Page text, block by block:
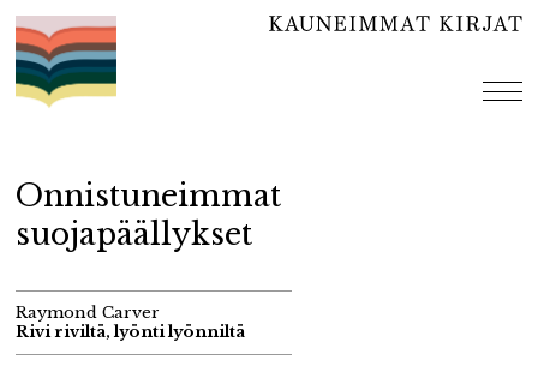
Hyppää
sisältöön
Onnistuneimmat
suojapäällykset
Raymond Carver
Rivi riviltä, lyönti lyönniltä